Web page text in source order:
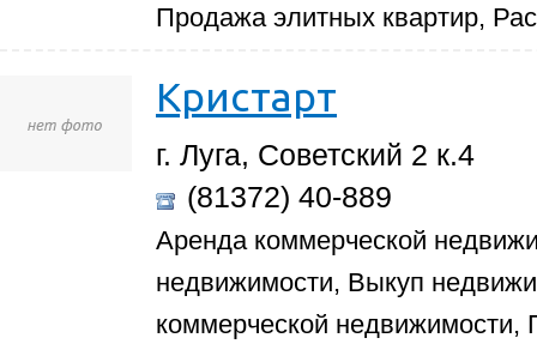
Продажа элитных квартир,
Кристарт
г. Луга, Советский 2 к.4
(81372) 40-889
Аренда коммерческой
недвижимости, Выкуп
коммерческой